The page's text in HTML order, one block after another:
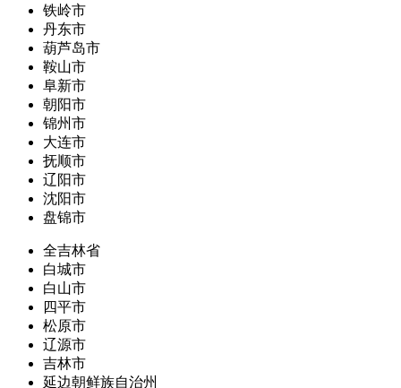
铁岭市
丹东市
葫芦岛市
鞍山市
阜新市
朝阳市
锦州市
大连市
抚顺市
辽阳市
沈阳市
盘锦市
全吉林省
白城市
白山市
四平市
松原市
辽源市
吉林市
延边朝鲜族自治州